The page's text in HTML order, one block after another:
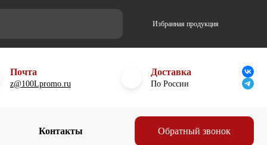
Избранная продукция
Почта
z@100Lpromo.ru
Доставка
По России
Контакты Обратный звонок